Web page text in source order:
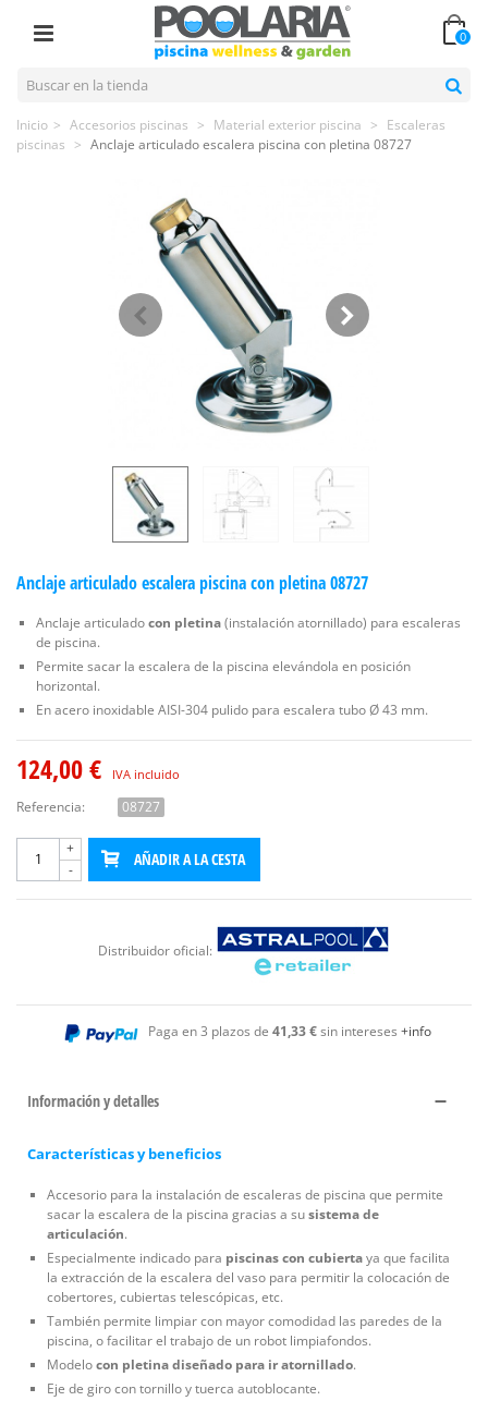
0
Inicio > Accesorios piscinas > Material exterior piscina > Escaleras
piscinas > Anclaje articulado escalera piscina con pletina 08727
Anclaje articulado escalera piscina con pletina 08727
Anclaje articuladocon pletina(instalación atornillado) para escaleras
de piscina.
Permite sacar la escalera de la piscina elevándola en posición
horizontal.
En acero inoxidable AISI-304 pulido para escalera tubo Ø 43 mm.
124,00 € IVA incluido
Referencia: 08727
-
+
AÑADIR A LA CESTA
Distribuidor oficial:
Paga en 3 plazos de 41,33 €sin intereses +info
Información y detalles
Características y beneficios
Accesorio para la instalación de escaleras de piscina que permite
sacar la escalera de la piscina gracias a susistema de
articulación.
Especialmente indicado para piscinas con cubiertaya que facilita
la extracción de la escalera del vaso para permitir la colocación de
cobertores, cubiertas telescópicas, etc.
También permite limpiar con mayor comodidad las paredes de la
piscina, o facilitar el trabajo de un robot limpiafondos.
Modelocon pletina diseñado para ir atornillado.
Eje de giro con tornillo y tuerca autoblocante.